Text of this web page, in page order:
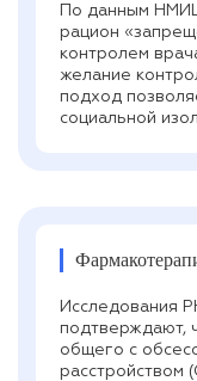
По данным
рацион
контролем
желание
подход
социальной
Исследования
подтверждают,
общего с
расстройством